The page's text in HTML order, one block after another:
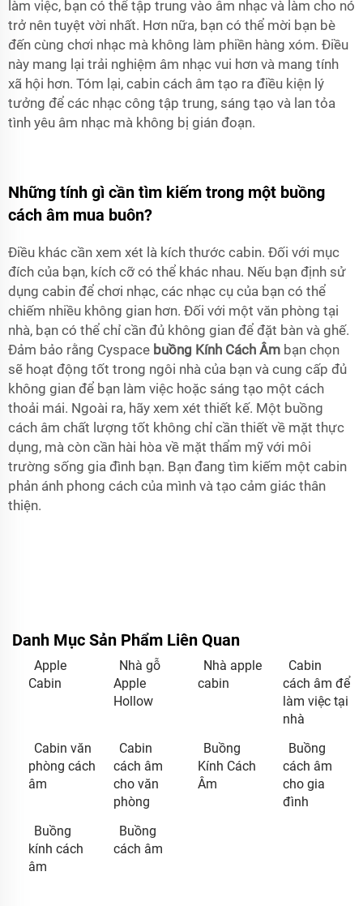
làm việc, bạn có thể tập trung vào âm nhạc và làm cho nó
trở nên tuyệt vời nhất. Hơn nữa, bạn có thể mời bạn bè
đến cùng chơi nhạc mà không làm phiền hàng xóm. Điều
này mang lại trải nghiệm âm nhạc vui hơn và mang tính
xã hội hơn. Tóm lại, cabin cách âm tạo ra điều kiện lý
tưởng để các nhạc công tập trung, sáng tạo và lan tỏa
tình yêu âm nhạc mà không bị gián đoạn.
Những tính gì cần tìm kiếm trong một buồng
cách âm mua buôn?
Điều khác cần xem xét là kích thước cabin. Đối với mục
đích của bạn, kích cỡ có thể khác nhau. Nếu bạn định sử
dụng cabin để chơi nhạc, các nhạc cụ của bạn có thể
chiếm nhiều không gian hơn. Đối với một văn phòng tại
nhà, bạn có thể chỉ cần đủ không gian để đặt bàn và ghế.
Đảm bảo rằng Cyspace buồng Kính Cách Âm bạn chọn
sẽ hoạt động tốt trong ngôi nhà của bạn và cung cấp đủ
không gian để bạn làm việc hoặc sáng tạo một cách
thoải mái. Ngoài ra, hãy xem xét thiết kế. Một buồng
cách âm chất lượng tốt không chỉ cần thiết về mặt thực
dụng, mà còn cần hài hòa về mặt thẩm mỹ với môi
trường sống gia đình bạn. Bạn đang tìm kiếm một cabin
phản ánh phong cách của mình và tạo cảm giác thân
thiện.
Danh Mục Sản Phẩm Liên Quan
Apple
Cabin
Nhà gỗ
Apple
Hollow
Nhà apple
cabin
Cabin
cách âm để
làm việc tại
nhà
Cabin văn
phòng cách
âm
Cabin
cách âm
cho văn
phòng
Buồng
Kính Cách
Âm
Buồng
cách âm
cho gia
đình
Buồng
kính cách
âm
Buồng
cách âm